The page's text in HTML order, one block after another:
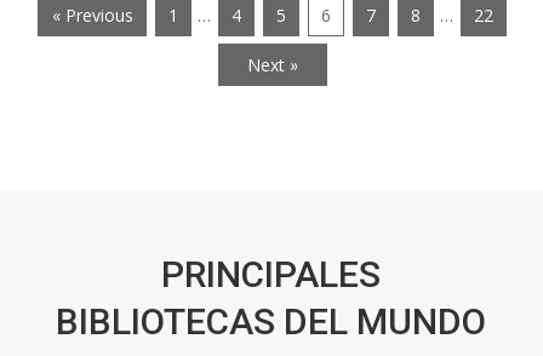
« Previous 1 … 4 5 6 7 8 … 22
Next »
PRINCIPALES
BIBLIOTECAS DEL MUNDO